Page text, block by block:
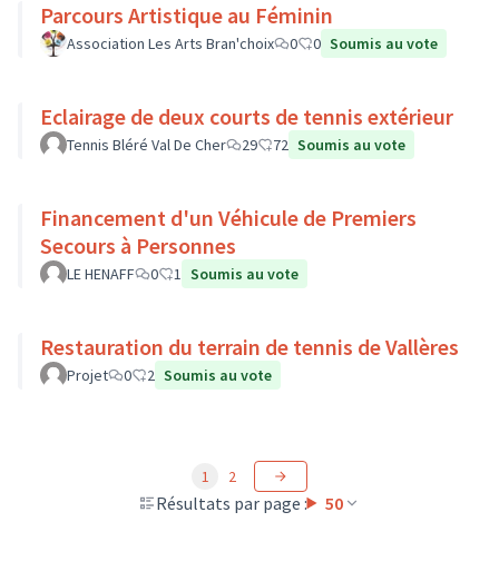
Parcours Artistique au Féminin
Association Les Arts Bran'choix 0 0 Soumis au vote
Eclairage de deux courts de tennis extérieur
Tennis Bléré Val De Cher 29 72 Soumis au vote
Financement d'un Véhicule de Premiers
Secours à Personnes
LE HENAFF 0 1 Soumis au vote
Restauration du terrain de tennis de Vallères
Projet 0 2 Soumis au vote
Résultats par page : 50
1 2